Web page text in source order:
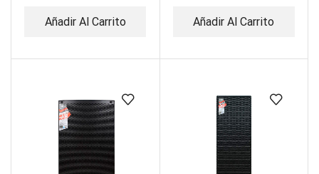
Añadir Al Carrito Añadir Al Carrito